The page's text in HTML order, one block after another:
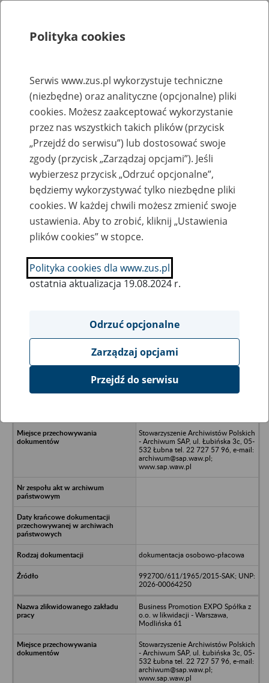
Rejestry, ewidencje i archiwa
Baza zlikwidowanych lub
przekształconych zakładów pracy
Nazwa zakładu pracy:
SZUKAJ
Ukryj wszystkie pozycje bazy
Przedsiębiorstwo Handlowo-
Stowarzyszenie Archiwistów Polskich
- Archiwum SAP, ul. Łubińska 3c, 05-
532 Łubna tel. 22 727 57 96, e-mail:
archiwum@sap.waw.pl;
www.sap.waw.pl
dokumentacja osobowo-płacowa
992700/611/1965/2015-SAK; UNP:
2026-00064250
Business Promotion EXPO Spółka z
o.o. w likwidacji - Warszawa,
Modlińska 61
Stowarzyszenie Archiwistów Polskich
- Archiwum SAP, ul. Łubińska 3c, 05-
532 Łubna tel. 22 727 57 96, e-mail:
archiwum@sap.waw.pl;
www.sap.waw.pl
Polityka cookies
Serwis www.zus.pl wykorzystuje techniczne
(niezbędne) oraz analityczne (opcjonalne) pliki
cookies. Możesz zaakceptować wykorzystanie
przez nas wszystkich takich plików (przycisk
„Przejdź do serwisu”) lub dostosować swoje
zgody (przycisk „Zarządzaj opcjami”). Jeśli
wybierzesz przycisk „Odrzuć opcjonalne”,
będziemy wykorzystywać tylko niezbędne pliki
cookies. W każdej chwili możesz zmienić swoje
ustawienia. Aby to zrobić, kliknij „Ustawienia
plików cookies” w stopce.
Polityka cookies dla www.zus.pl
ostatnia aktualizacja 19.08.2024 r.
Odrzuć opcjonalne
Zarządzaj opcjami
Przejdź do serwisu